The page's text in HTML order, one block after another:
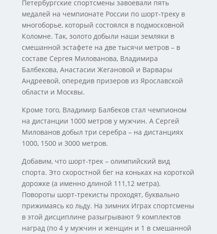
Петербургские спортсмены завоевали пять
медалей на чемпионате России по шорт-треку в
многоборье, который состоялся в подмосковной
Коломне. Так, золото добыли наши земляки в
смешанной эстафете на две тысячи метров – в
составе Сергея Милованова, Владимира
Балбекова, Анастасии Жегановой и Варвары
Андреевой, опередив призеров из Ярославской
области и Москвы.
Кроме того, Владимир Балбеков стал чемпионом
на дистанции 1000 метров у мужчин. А Сергей
Милованов добыл три серебра – на дистанциях
1000, 1500 и 3000 метров.
Добавим, что шорт-трек – олимпийский вид
спорта. Это скоростной бег на коньках на короткой
дорожке (а именно длиной 111,12 метра).
Повороты шорт-трекисты проходят, буквально
прижимаясь ко льду. На зимних Играх спортсмены
в этой дисциплине разыгрывают 9 комплектов
наград (по 4 у мужчин и женщин и 1 в смешанной